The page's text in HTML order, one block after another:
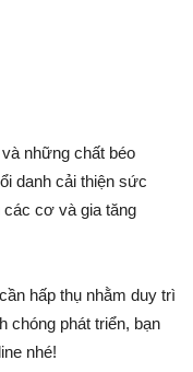
những chất béo
danh cải thiện sức
các cơ và gia tăng
hấp thụ nhằm duy trì
chóng phát triển, bạn
nhé!